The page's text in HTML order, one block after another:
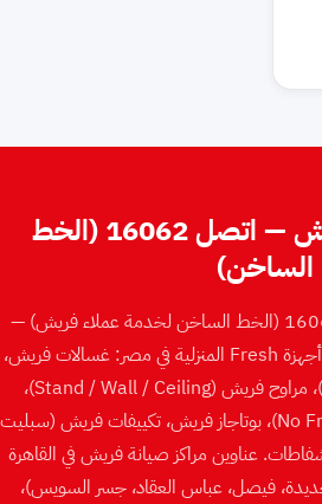
احجز صيانة فريش — اتصل 16062 (الخط
الساخن)
رقم صيانة فريش الموحد 16062 (الخط الساخن لخدمة عملاء فريش) —
مركز صيانة فريش معتمد لكل أجهزة Fresh المنزلية في مصر: غسالات فريش،
سخانات فريش (كهرباء وغاز)، مراوح فريش ⁨(Stand / Wall / Ceiling)⁩،
ثلاجات فريش ⁨(No Frost / دوبلكس)⁩، بوتاجاز فريش، تكييفات فريش (سبليت
عناوين مراكز صيانة فريش في القاهرة
فيصل، عباس العقاد، جسر السويس)،